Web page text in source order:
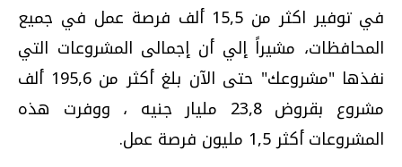
في توفير اكثر من 15,5 ألف فرصة عمل في جميع
المحافظات، مشيراً إلي أن إجمالى المشروعات التي
نفذها "مشروعك" حتى الآن بلغ أكثر من 195,6 ألف
مشروع بقروض 23,8 مليار جنيه ، ووفرت هذه
المشروعات أكثر 1,5 مليون فرصة عمل.